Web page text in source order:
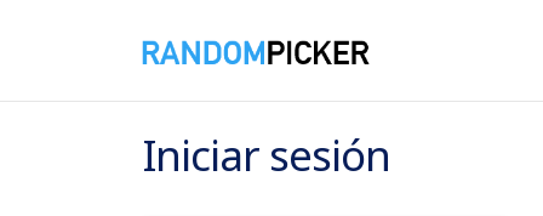
Iniciar sesión